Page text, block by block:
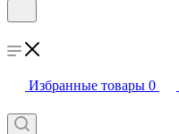
Избранные товары 0